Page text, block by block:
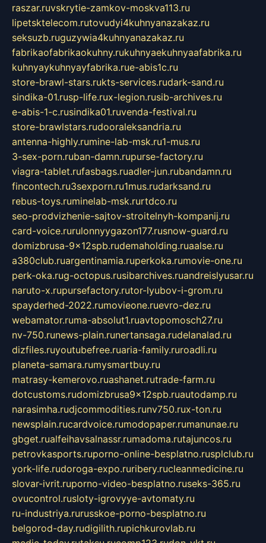
raszar.ruvskrytie-zamkov-moskva113.ru
lipetsktelecom.rutovudyi4kuhnyanazakaz.ru
seksuzb.ruguzywia4kuhnyanazakaz.ru
fabrikaofabrikaokuhny.rukuhnyaekuhnyaafabrika.ru
kuhnyaykuhnyayfabrika.rue-abis1c.ru
store-brawl-stars.rukts-services.rudark-sand.ru
sindika-01.rusp-life.rux-legion.rusib-archives.ru
e-abis-1-c.rusindika01.ruvenda-festival.ru
store-brawlstars.rudooraleksandria.ru
antenna-highly.rumine-lab-msk.ru1-mus.ru
3-sex-porn.ruban-damn.rupurse-factory.ru
viagra-tablet.rufasbags.ruadler-jun.rubandamn.ru
fincontech.ru3sexporn.ru1mus.rudarksand.ru
rebus-toys.ruminelab-msk.rurtdco.ru
seo-prodvizhenie-sajtov-stroitelnyh-kompanij.ru
card-voice.rurulonnyygazon177.rusnow-guard.ru
domizbrusa-9x12spb.rudemaholding.ruaalse.ru
a380club.ruargentinamia.ruperkoka.rumovie-one.ru
perk-oka.rug-octopus.rusibarchives.ruandreislyusar.ru
naruto-x.rupursefactory.rutor-lyubov-i-grom.ru
spayderhed-2022.rumovieone.ruevro-dez.ru
webamator.ruma-absolut1.ruavtopomosch27.ru
nv-750.runews-plain.runertansaga.rudelanalad.ru
dizfiles.ruyoutubefree.ruaria-family.ruroadli.ru
planeta-samara.rumysmartbuy.ru
matrasy-kemerovo.ruashanet.rutrade-farm.ru
dotcustoms.rudomizbrusa9x12spb.ruautodamp.ru
narasimha.rudjcommodities.runv750.rux-ton.ru
newsplain.rucardvoice.rumodopaper.rumanunae.ru
gbget.rualfeihavsalnassr.rumadoma.rutajuncos.ru
petrovkasports.ruporno-online-besplatno.rusplclub.ru
york-life.rudoroga-expo.ruribery.rucleanmedicine.ru
slovar-ivrit.ruporno-video-besplatno.ruseks-365.ru
ovucontrol.rusloty-igrovyye-avtomaty.ru
ru-industriya.rurusskoe-porno-besplatno.ru
belgorod-day.rudigilith.rupichkurovlab.ru